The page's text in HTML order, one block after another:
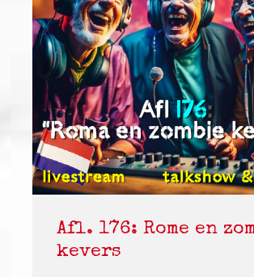
Afl. 176: Rome en
kevers